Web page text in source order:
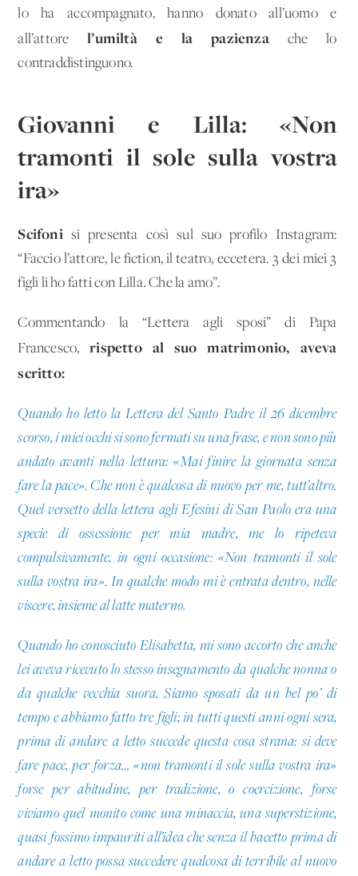
lo ha accompagnato, hanno donato all’uomo e
all’attore
l’umiltà e la pazienza
che lo
contraddistinguono.
Giovanni e Lilla: «Non
tramonti il sole sulla vostra
ira»
Scifonisi presenta così sul suo profilo Instagram:
“Faccio l’attore, le fiction, il teatro, eccetera. 3 dei miei 3
figli li ho fatti con Lilla. Che la amo”.
Commentando la “Lettera agli sposi” di Papa
Francesco,rispetto al suo matrimonio, aveva
scritto:
Quando ho letto la Lettera del Santo Padre il 26 dicembre
scorso, i miei occhi si sono fermati su una frase, e non sono più
andato avanti nella lettura: «Mai finire la giornata senza
fare la pace». Che non è qualcosa di nuovo per me, tutt’altro.
Quel versetto della lettera agli Efesini di San Paolo era una
specie di ossessione per mia madre, me lo ripeteva
compulsivamente, in ogni occasione: «Non tramonti il sole
sulla vostra ira». In qualche modo mi è entrata dentro, nelle
viscere, insieme al latte materno.
Quando ho conosciuto Elisabetta, mi sono accorto che anche
lei aveva ricevuto lo stesso insegnamento da qualche nonna o
da qualche vecchia suora. Siamo sposati da un bel po’ di
tempo e abbiamo fatto tre figli; in tutti questi anni ogni sera,
prima di andare a letto succede questa cosa strana: si deve
fare pace, per forza… «non tramonti il sole sulla vostra ira»
forse per abitudine, per tradizione, o coercizione, forse
viviamo quel monito come una minaccia, una superstizione,
quasi fossimo impauriti all’idea che senza il bacetto prima di
andare a letto possa succedere qualcosa di terribile al nuovo